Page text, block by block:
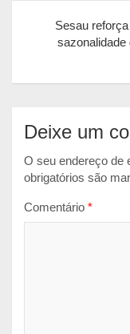
Sesau
sazonalidade
Deixe um
O seu endereço de
obrigatórios são
Comentário *